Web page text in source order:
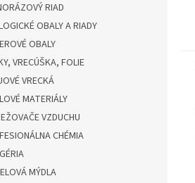
RIAD
OBALY A RIADY
OBALY
VRECÚŠKA, FOLIE
VRECKÁ
MATERIÁLY
VZDUCHU
CHÉMIA
MÝDLA